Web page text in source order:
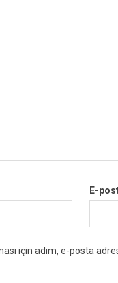
E-
için adım, e-posta